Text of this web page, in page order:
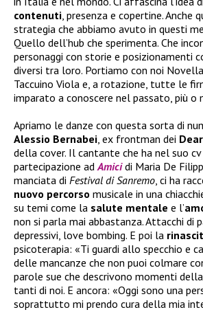
contenuti, presenza e copertine. Anche
strategia che abbiamo avuto in questi
Quello dell’hub che sperimenta. Che
personaggi con storie e posizionamenti
diversi tra loro. Portiamo con noi
Taccuino Viola e, a rotazione, tutte le
imparato a conoscere nel passato, più o
Apriamo le danze con questa sorta di
Alessio Bernabei, ex frontman dei
della cover. Il cantante che ha nel suo
partecipazione adAmici di Maria De
manciata di Festival di Sanremo, ci ha
nuovo percorso musicale in una
su temi come la salute mentale e l’
non si parla mai abbastanza. Attacchi di
depressivi, love bombing. E poi la
psicoterapia: «Ti guardi allo specchio e
delle mancanze che non puoi colmare
parole sue che descrivono momenti
tanti di noi. E ancora: «Oggi sono una
soprattutto mi prendo cura della mia